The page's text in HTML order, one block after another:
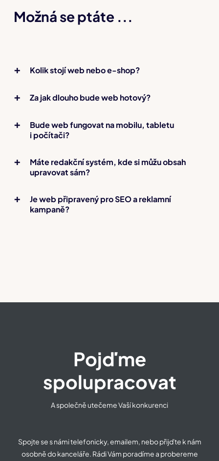
Možná se ptáte ...
Kolik stojí web nebo e-shop?
Za jak dlouho bude web hotový?
Bude web fungovat na mobilu, tabletu
i počítači?
Máte redakční systém, kde si můžu obsah
upravovat sám?
Je web připravený pro SEO a reklamní
kampaně?
Pojďme
spolupracovat
A společně utečeme Vaší konkurenci
Spojte se s námi telefonicky, emailem, nebo přijďte k nám
osobně do kanceláře. Rádi Vám poradíme a probereme